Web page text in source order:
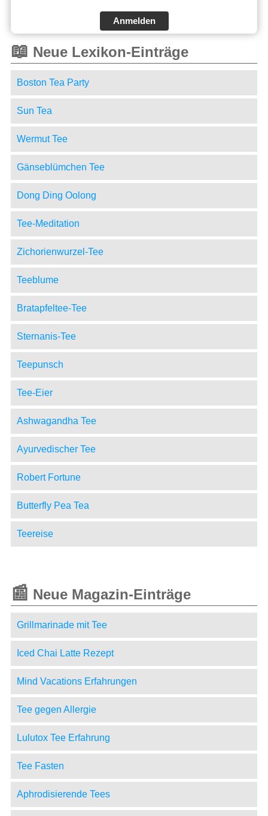
Anmelden
📖 Neue Lexikon-Einträge
Boston Tea Party
Sun Tea
Wermut Tee
Gänseblümchen Tee
Dong Ding Oolong
Tee-Meditation
Zichorienwurzel-Tee
Teeblume
Bratapfeltee-Tee
Sternanis-Tee
Teepunsch
Tee-Eier
Ashwagandha Tee
Ayurvedischer Tee
Robert Fortune
Butterfly Pea Tea
Teereise
📰 Neue Magazin-Einträge
Grillmarinade mit Tee
Iced Chai Latte Rezept
Mind Vacations Erfahrungen
Tee gegen Allergie
Lulutox Tee Erfahrung
Tee Fasten
Aphrodisierende Tees